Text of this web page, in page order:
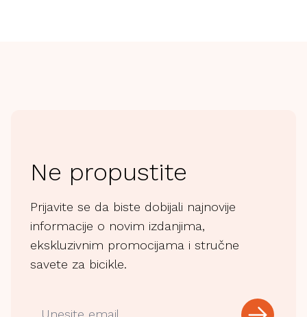
Ne propustite
Prijavite se da biste dobijali najnovije
informacije o novim izdanjima,
ekskluzivnim promocijama i stručne
savete za bicikle.